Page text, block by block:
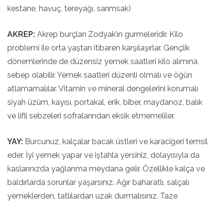
kestane, havuç, tereyağı, sarımsak)
AKREP: Akrep burçları Zodyak’ın gurmeleridir. Kilo
problemi ile orta yaştan itibaren karşılaşırlar. Gençlik
dönemlerinde de düzensiz yemek saatleri kilo alımına
sebep olabilir. Yemek saatleri düzenli olmalı ve öğün
atlamamalılar. Vitamin ve mineral dengelerini korumalı
siyah üzüm, kayısı, portakal, erik, biber, maydanoz, balık
ve lifli sebzeleri sofralarından eksik etmemeliler.
YAY: Burcunuz, kalçalar bacak üstleri ve karaciğeri temsil
eder. İyi yemek yapar ve iştahla yersiniz, dolayısıyla da
kaslarınızda yağlanma meydana gelir. Özellikle kalça ve
baldırlarda sorunlar yaşarsınız. Ağır baharatlı, salçalı
yemeklerden, tatlılardan uzak durmalısınız. Taze